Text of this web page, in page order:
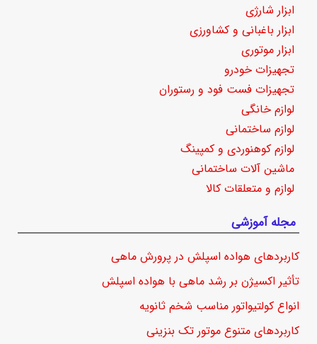
ابزار شارژی
ابزار باغبانی و کشاورزی
ابزار موتوری
تجهیزات خودرو
تجهیزات فست فود و رستوران
لوازم خانگی
لوازم ساختمانی
لوازم کوهنوردی و کمپینگ
ماشین آلات ساختمانی
لوازم و متعلقات کالا
مجله آموزشی
کاربردهای هواده اسپلش در پرورش ماهی
تأثیر اکسیژن بر رشد ماهی با هواده اسپلش
انواع کولتیواتور مناسب شخم ثانویه
کاربردهای متنوع موتور تک بنزینی